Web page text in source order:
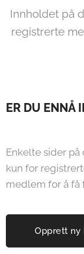
Innholdet på
registrerte
ER DU ENNÅ
Enkelte sider
kun for
medlem for å få
Opprett ny